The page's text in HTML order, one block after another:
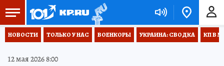
НОВОСТИ ТОЛЬКО У НАС ВОЕНКОРЫ УКРАИНА: СВОДКА КП В
12 мая 2026 8:00